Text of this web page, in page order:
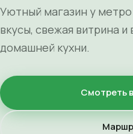
Уютный магазин у
вкусы, свежая витрина и
домашней кухни.
Смотреть